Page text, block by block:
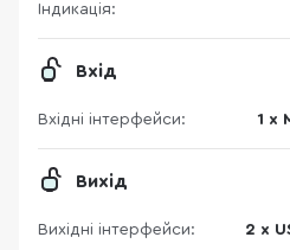
Індикація:
Вхід
Вхідні інтерфейси: 1 x
Вихід
Вихідні інтерфейси: 2 x